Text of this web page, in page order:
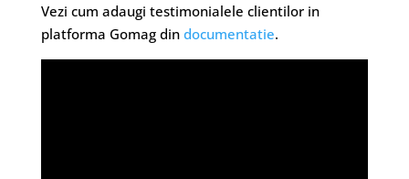
Vezi cum adaugi testimonialele clientilor in
platforma Gomag din documentatie.